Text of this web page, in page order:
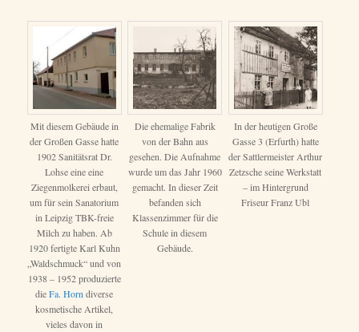
Mit diesem Gebäude in
der Großen Gasse hatte
1902 Sanitätsrat Dr.
Lohse eine eine
Ziegenmolkerei erbaut,
um für sein Sanatorium
in Leipzig TBK-freie
Milch zu haben. Ab
1920 fertigte Karl Kuhn
„Waldschmuck“ und von
1938 – 1952 produzierte
dieFa. Horndiverse
kosmetische Artikel,
vieles davon in
Die ehemalige Fabrik
von der Bahn aus
gesehen. Die Aufnahme
wurde um das Jahr 1960
gemacht. In dieser Zeit
befanden sich
Klassenzimmer für die
Schule in diesem
Gebäude.
In der heutigen Große
Gasse 3 (Erfurth) hatte
der Sattlermeister Arthur
Zetzsche seine Werkstatt
– im Hintergrund
Friseur Franz Ubl